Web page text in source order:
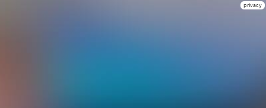
privacy